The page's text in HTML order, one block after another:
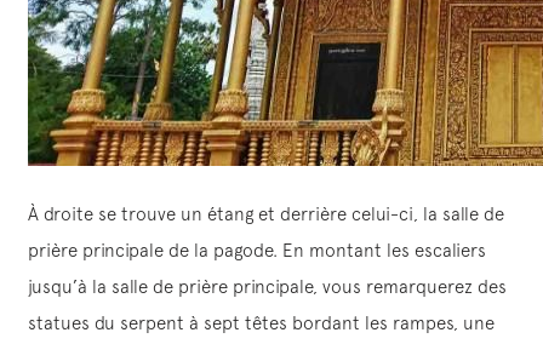
À droite se trouve un étang et derrière celui-ci, la salle de
prière principale de la pagode. En montant les escaliers
jusqu’à la salle de prière principale, vous remarquerez des
statues du serpent à sept têtes bordant les rampes, une